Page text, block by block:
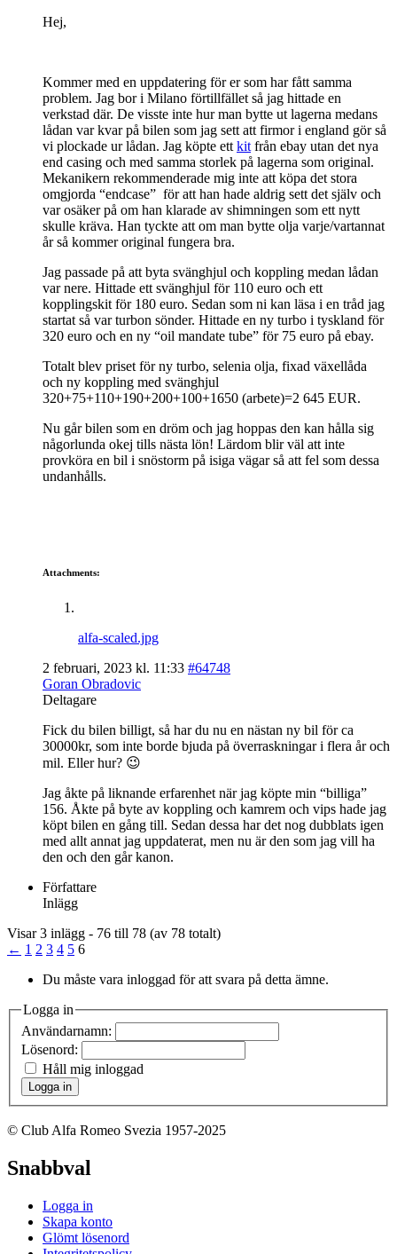
Hej,
Kommer med en uppdatering för er som har fått samma
problem. Jag bor i Milano förtillfället så jag hittade en
verkstad där. De visste inte hur man bytte ut lagerna medans
lådan var kvar på bilen som jag sett att firmor i england gör så
vi plockade ur lådan. Jag köpte ett kit från ebay utan det nya
end casing och med samma storlek på lagerna som original.
Mekanikern rekommenderade mig inte att köpa det stora
omgjorda “endcase” för att han hade aldrig sett det själv och
var osäker på om han klarade av shimningen som ett nytt
skulle kräva. Han tyckte att om man bytte olja varje/vartannat
år så kommer original fungera bra.
Jag passade på att byta svänghjul och koppling medan lådan
var nere. Hittade ett svänghjul för 110 euro och ett
kopplingskit för 180 euro. Sedan som ni kan läsa i en tråd jag
startat så var turbon sönder. Hittade en ny turbo i tyskland för
320 euro och en ny “oil mandate tube” för 75 euro på ebay.
Totalt blev priset för ny turbo, selenia olja, fixad växellåda
och ny koppling med svänghjul
320+75+110+190+200+100+1650 (arbete)=2 645 EUR.
Nu går bilen som en dröm och jag hoppas den kan hålla sig
någorlunda okej tills nästa lön! Lärdom blir väl att inte
provköra en bil i snöstorm på isiga vägar så att fel som dessa
undanhålls.
Attachments:
alfa-scaled.jpg
2 februari, 2023 kl. 11:33 #64748
Goran Obradovic
Deltagare
Fick du bilen billigt, så har du nu en nästan ny bil för ca
30000kr, som inte borde bjuda på överraskningar i flera år och
mil. Eller hur? 😉
Jag åkte på liknande erfarenhet när jag köpte min “billiga”
156. Åkte på byte av koppling och kamrem och vips hade jag
köpt bilen en gång till. Sedan dessa har det nog dubblats igen
med allt annat jag uppdaterat, men nu är den som jag vill ha
den och den går kanon.
Författare
Inlägg
Visar 3 inlägg - 76 till 78 (av 78 totalt)
← 1 2 3 4 5 6
Du måste vara inloggad för att svara på detta ämne.
Logga in
Användarnamn:
Lösenord:
Håll mig inloggad
Logga in
© Club Alfa Romeo Svezia 1957-2025
Snabbval
Logga in
Skapa konto
Glömt lösenord